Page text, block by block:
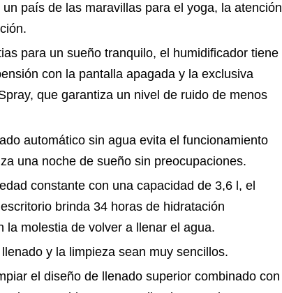
país de las maravillas para el yoga, la atención
para un sueño tranquilo, el humidificador tiene
con la pantalla apagada y la exclusiva
que garantiza un nivel de ruido de menos
automático sin agua evita el funcionamiento
una noche de sueño sin preocupaciones.
constante con una capacidad de 3,6 l, el
brinda 34 horas de hidratación
la molestia de volver a llenar el agua.
y la limpieza sean muy sencillos.
el diseño de llenado superior combinado con